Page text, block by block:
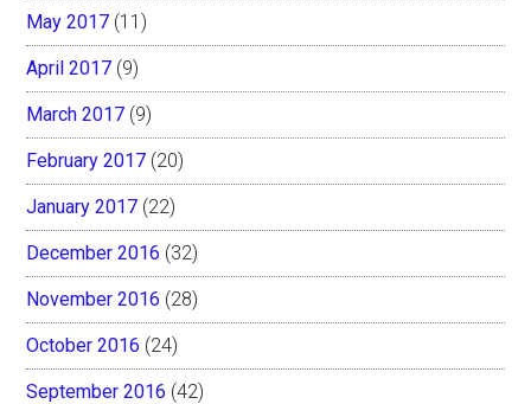
May 2017 (11)
April 2017 (9)
March 2017 (9)
February 2017 (20)
January 2017 (22)
December 2016 (32)
November 2016 (28)
October 2016 (24)
September 2016 (42)